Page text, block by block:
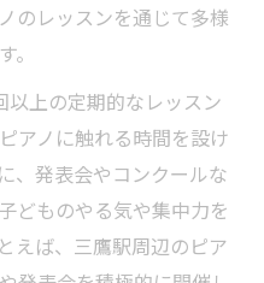
のレッスンを通じて多様
上の定期的なレッスン
アノに触れる時間を設け
、発表会やコンクールな
どものやる気や集中力を
えば、三鷹駅周辺のピア